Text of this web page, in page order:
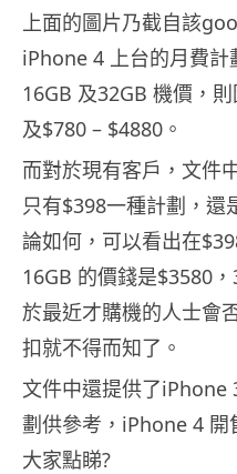
上面的圖片乃截自該
iPhone 4 上台的月費計
16GB 及32GB 機價，
及$780 – $4880。
而對於現有客戶，文件
只有$398一種計劃，還
論如何，可以看出在
16GB 的價錢是$3580
於最近才購機的人士會
扣就不得而知了。
文件中還提供了iPhone
劃供參考，iPhone 4 開
大家點睇?